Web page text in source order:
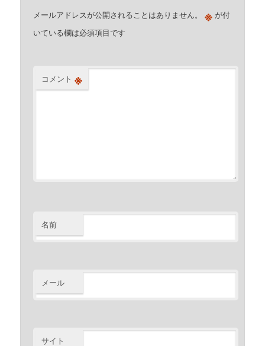
メールアドレスが公開されることはありません。 ※ が付
いている欄は必須項目です
コメント ※
名前
メール
サイト